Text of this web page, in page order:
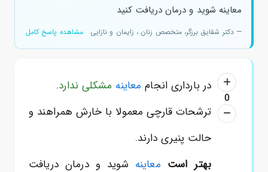
معاینه شوید و درمان دریافت کنید
— دکتر شقایق برزگر، متخصص زنان ، زایمان و نازایی مشاهده پاسخ کامل
0
در بارداری انجام معاینه مشکلی ندارد.
ترشحات قارچی معمولا با خارش همراهند و
حالت پنیری دارند.
بهتر است معاینه شوید و درمان دریافت